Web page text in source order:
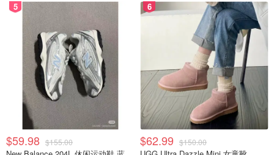
5
$59.98 $155.00
6
$62.99 $150.00